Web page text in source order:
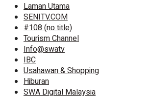
Laman Utama
SENITV.COM
#108 (no title)
Tourism Channel
Info@swatv
IBC
Usahawan & Shopping
Hiburan
SWA Digital Malaysia